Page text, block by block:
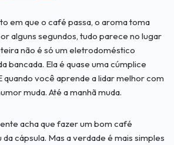
em que o café passa, o aroma toma
alguns segundos, tudo parece no lugar
não é só um eletrodoméstico
bancada. Ela é quase uma cúmplice
quando você aprende a lidar melhor com
muda. Até a manhã muda.
acha que fazer um bom café
cápsula. Mas a verdade é mais simples